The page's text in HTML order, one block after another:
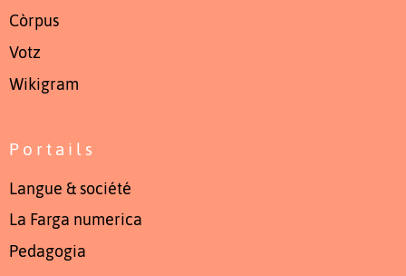
Còrpus
Votz
Wikigram
Portails
Langue & société
La Farga numerica
Pedagogia